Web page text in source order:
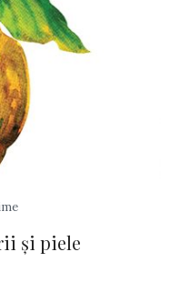
și piele